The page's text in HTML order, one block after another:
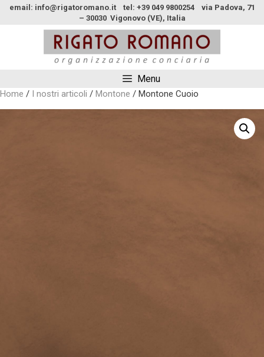
email: info@rigatoromano.it tel: +39 049 9800254 via Padova, 71
– 30030 Vigonovo (VE), Italia
Menu
Home / I nostri articoli / Montone / Montone Cuoio